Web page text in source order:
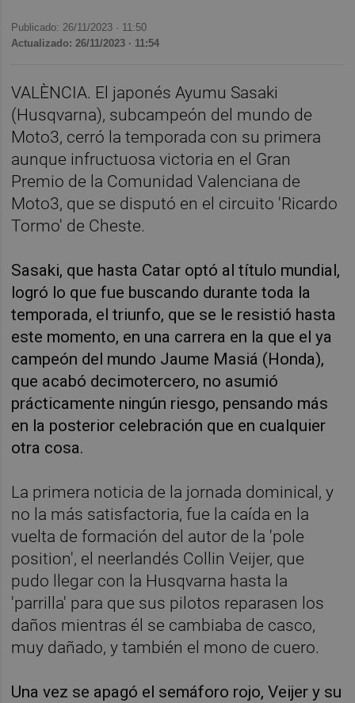
Publicado: 26/11/2023 · 11:50
Actualizado: 26/11/2023 · 11:54
VALÈNCIA. El japonés Ayumu Sasaki
(Husqvarna), subcampeón del mundo de
Moto3, cerró la temporada con su primera
aunque infructuosa victoria en el Gran
Premio de la Comunidad Valenciana de
Moto3, que se disputó en el circuito 'Ricardo
Tormo' de Cheste.
Sasaki, que hasta Catar optó al título mundial,
logró lo que fue buscando durante toda la
temporada, el triunfo, que se le resistió hasta
este momento, en una carrera en la que el ya
campeón del mundo Jaume Masiá (Honda),
que acabó decimotercero, no asumió
prácticamente ningún riesgo, pensando más
en la posterior celebración que en cualquier
otra cosa.
La primera noticia de la jornada dominical, y
no la más satisfactoria, fue la caída en la
vuelta de formación del autor de la 'pole
position', el neerlandés Collin Veijer, que
pudo llegar con la Husqvarna hasta la
'parrilla' para que sus pilotos reparasen los
daños mientras él se cambiaba de casco,
muy dañado, y también el mono de cuero.
Una vez se apagó el semáforo rojo, Veijer y su